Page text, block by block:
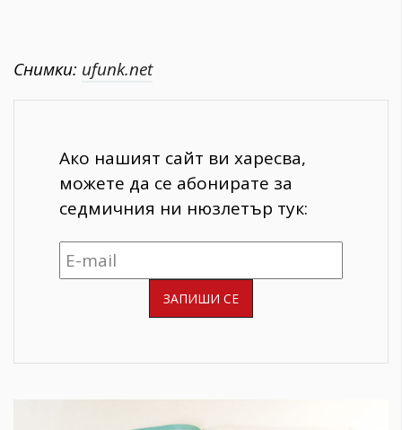
Снимки: ufunk.net
Ако нашият сайт ви харесва,
можете да се абонирате за
седмичния ни нюзлетър тук: